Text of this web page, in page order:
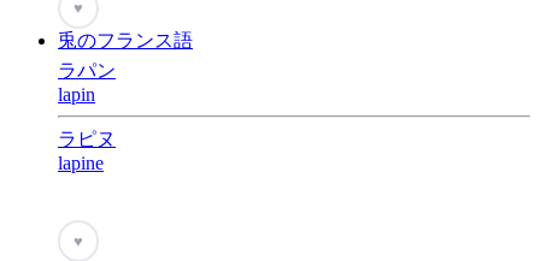
♥
兎のフランス語
ラパン
lapin
ラピヌ
lapine
♥